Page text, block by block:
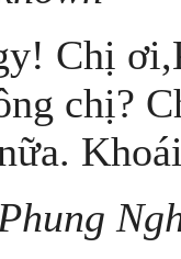
Chị
chị?